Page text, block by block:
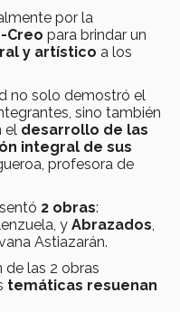
por la
Creo para brindar un
y artístico a los
no solo demostró el
sino también
el desarrollo de las
integral de sus
profesora de
2 obras:
y Abrazados
Astiazarán.
de las 2 obras
temáticas resuenan